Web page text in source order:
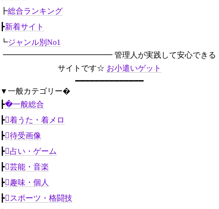
┣総合ランキング
┣新着サイト
┗ジャンル別No1
━━━━━━━━━━━━━━ 管理人が実践して安心できる
サイトです☆ お小遣いゲット
━━━━━━━━━━━━━━
▼一般カテゴリー�
┣�一般総合
┣着うた・着メロ
┣待受画像
┣占い・ゲーム
┣芸能・音楽
┣趣味・個人
┣スポーツ・格闘技